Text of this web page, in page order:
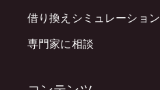
借り換えシミュレーション
専門家に相談